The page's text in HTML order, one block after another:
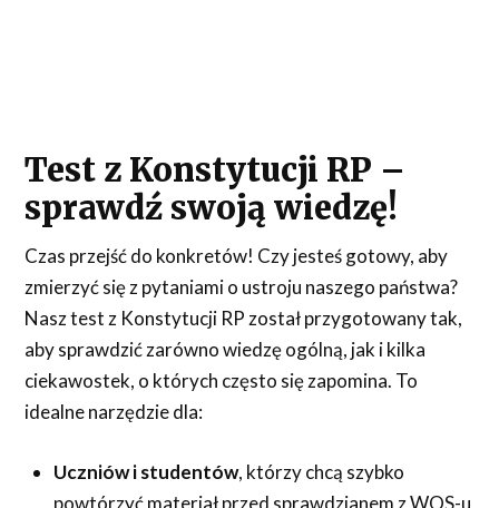
Test z Konstytucji RP –
sprawdź swoją wiedzę!
Czas przejść do konkretów! Czy jesteś gotowy, aby
zmierzyć się z pytaniami o ustroju naszego państwa?
Nasz test z Konstytucji RP został przygotowany tak,
aby sprawdzić zarówno wiedzę ogólną, jak i kilka
ciekawostek, o których często się zapomina. To
idealne narzędzie dla:
Uczniów i studentów, którzy chcą szybko
powtórzyć materiał przed sprawdzianem z WOS-u